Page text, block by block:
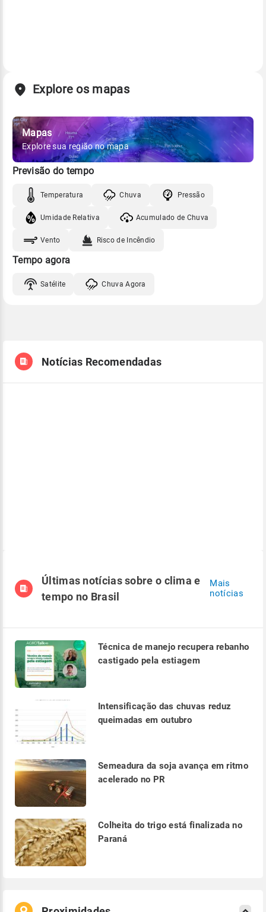
Explore os mapas
Mapas
Explore sua região no mapa
Previsão do tempo
Temperatura Chuva Pressão
Umidade Relativa Acumulado de Chuva
Vento Risco de Incêndio
Tempo agora
Satélite Chuva Agora
Notícias Recomendadas
Últimas notícias sobre o clima e
tempo no Brasil
Mais
notícias
Técnica de manejo recupera rebanho
castigado pela estiagem
Intensificação das chuvas reduz
queimadas em outubro
Semeadura da soja avança em ritmo
acelerado no PR
Colheita do trigo está finalizada no
Paraná